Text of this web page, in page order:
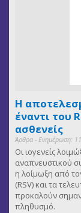
Η
έναντι του
ασθενείς
Άρθρα - Ενημέρωση:
Οι ιογενείς
αναπνευστικού
η λοίμωξη από
(RSV) και τα
προκαλούν
πληθυσμό.